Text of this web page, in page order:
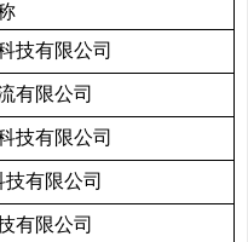
技有限公司
有限公司
技有限公司
有限公司
有限公司